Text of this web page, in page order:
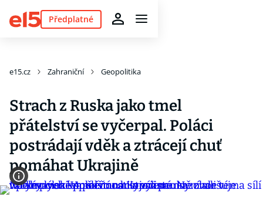
Předplatné
e15.cz Zahraniční Geopolitika
Strach z Ruska jako tmel
přátelství se vyčerpal. Poláci
postrádají vděk a ztrácejí chuť
pomáhat Ukrajině